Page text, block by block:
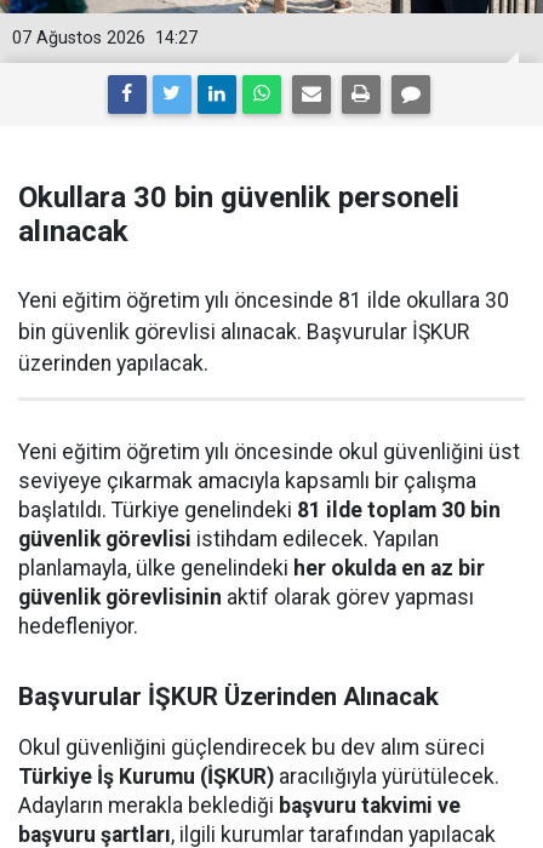
14:27
07 Ağustos 2026
Okullara 30 bin güvenlik personeli
alınacak
Yeni eğitim öğretim yılı öncesinde 81 ilde okullara 30
bin güvenlik görevlisi alınacak. Başvurular İŞKUR
üzerinden yapılacak.
Yeni eğitim öğretim yılı öncesinde okul güvenliğini üst
seviyeye çıkarmak amacıyla kapsamlı bir çalışma
başlatıldı. Türkiye genelindeki 81 ilde toplam 30 bin
güvenlik görevlisi istihdam edilecek. Yapılan
planlamayla, ülke genelindeki her okulda en az bir
güvenlik görevlisinin aktif olarak görev yapması
hedefleniyor.
Başvurular İŞKUR Üzerinden Alınacak
Okul güvenliğini güçlendirecek bu dev alım süreci
Türkiye İş Kurumu (İŞKUR) aracılığıyla yürütülecek.
Adayların merakla beklediği başvuru takvimi ve
başvuru şartları, ilgili kurumlar tarafından yapılacak